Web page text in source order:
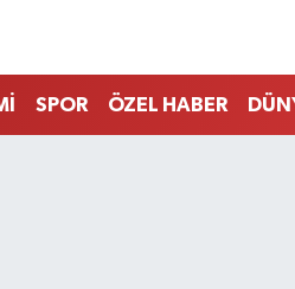
SPOR ÖZEL HABER